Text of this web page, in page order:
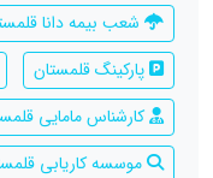
شعب بیمه دانا
پارکینگ قلمستان
کارشناس مامایی
موسسه کاریابی